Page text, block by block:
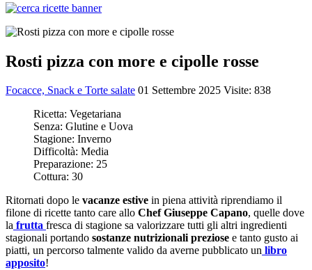
Rosti pizza con more e cipolle rosse
Focacce, Snack e Torte salate 01 Settembre 2025 Visite: 838
Ricetta: Vegetariana
Senza: Glutine e Uova
Stagione: Inverno
Difficoltà: Media
Preparazione: 25
Cottura: 30
Ritornati dopo le vacanze estive in piena attività riprendiamo il
filone di ricette tanto care allo Chef Giuseppe Capano, quelle dove
la frutta fresca di stagione sa valorizzare tutti gli altri ingredienti
stagionali portando sostanze nutrizionali preziose e tanto gusto ai
piatti, un percorso talmente valido da averne pubblicato un libro
apposito!